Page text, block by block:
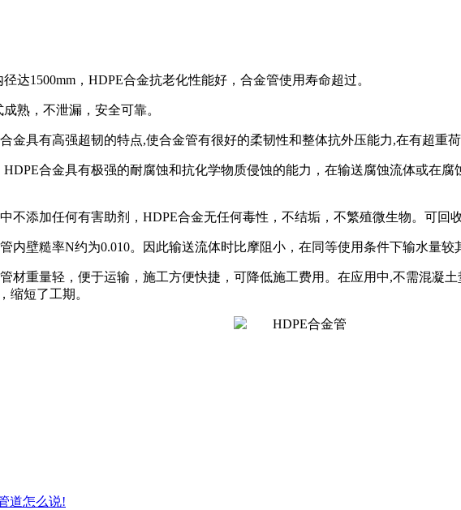
达1500mm，HDPE合金抗老化性能好，合金管使用寿命超过。
熟，不泄漏，安全可靠。
金具有高强超韧的特点,使合金管有很好的柔韧性和整体抗外压能力,在有超重
合金具有极强的耐腐蚀和抗化学物质侵蚀的能力，在输送腐蚀流体或在
不添加任何有害助剂，HDPE合金无任何毒性，不结垢，不繁殖微生物。可回
内壁糙率N约为0.010。因此输送流体时比摩阻小，在同等使用条件下输水量较
材重量轻，便于运输，施工方便快捷，可降低施工费用。在应用中,不需混凝
缩短了工期。
道怎么说!